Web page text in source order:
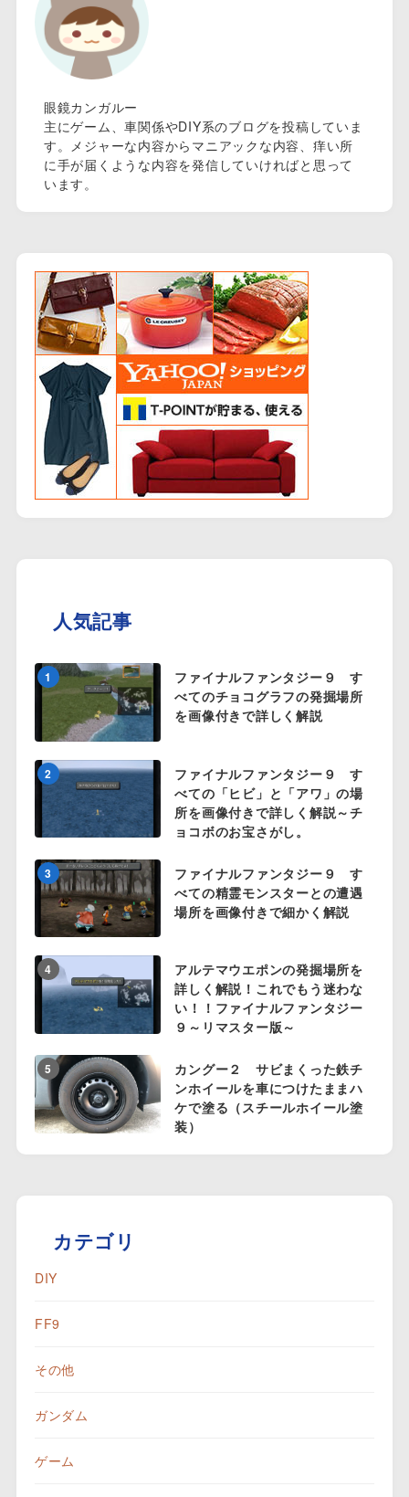
眼鏡カンガルー
主にゲーム、車関係やDIY系のブログを投稿していま
す。メジャーな内容からマニアックな内容、痒い所
に手が届くような内容を発信していければと思って
います。
人気記事
1
ファイナルファンタジー９ す
べてのチョコグラフの発掘場所
を画像付きで詳しく解説
2
ファイナルファンタジー９ す
べての「ヒビ」と「アワ」の場
所を画像付きで詳しく解説～チ
ョコボのお宝さがし。
3
ファイナルファンタジー９ す
べての精霊モンスターとの遭遇
場所を画像付きで細かく解説
4
アルテマウエポンの発掘場所を
詳しく解説！これでもう迷わな
い！！ファイナルファンタジー
９～リマスター版～
5
カングー２ サビまくった鉄チ
ンホイールを車につけたままハ
ケで塗る（スチールホイール塗
装）
カテゴリ
DIY
FF9
その他
ガンダム
ゲーム